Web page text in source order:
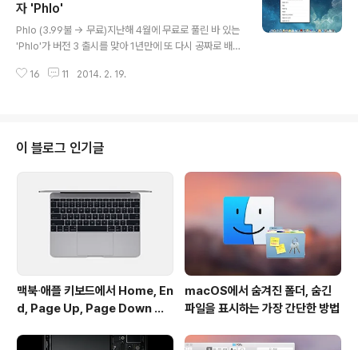
앱을 개발할 때 각각의 그래픽 요소의 어울림을 고려한 최
적의 색상을 선택할 수 있어 매우 유용합니다. ▼ 맥 운영
체제 자체에서도 '색상 패널'이라는 기능을 제공하지만, 원
지는 것이 사실입니다. 하지만 Sip은 메뉴 막대와 키보드
자 'Phlo'
Phlo (3.99불 → 무료)지난해 4월에 무료로 풀린 바 있는
'Phlo'가 버전 3 출시를 맞아 1년만에 또 다시 공짜로 배포
것 같습니다. 현재 Alfred, LaunchBar, QuickSilver 같
로 띄우는 검색창을 통해 평소 즐겨 방문하는 포털 사이트
나 검색 사이트, 인터넷 사전 등을 검색할 수 있도록 해주는
프로그램입니다. 웹 사이트를 방문할 필요없이 검색창에
키워드를 입력하면 웹 브라우저가 열리며 검색 결과를 표
시합니다. 전반적으로 그 외형이 Alfre..
16 11 2014. 2. 19.
이 블로그 인기글
맥북∙애플 키보드에서 Home, En
d, Page Up, Page Down 키
macOS에서 숨겨진 폴더, 숨긴
파일을 표시하는 가장 간단한 방법